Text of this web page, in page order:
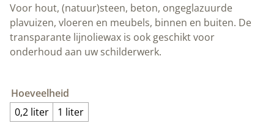
Voor hout, (natuur)steen, beton, ongeglazuurde
plavuizen, vloeren en meubels, binnen en buiten. De
transparante lijnoliewax is ook geschikt voor
onderhoud aan uw schilderwerk.
Hoeveelheid
0,2 liter
1 liter